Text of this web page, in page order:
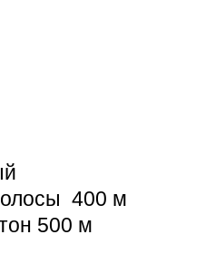
400 м
500 м